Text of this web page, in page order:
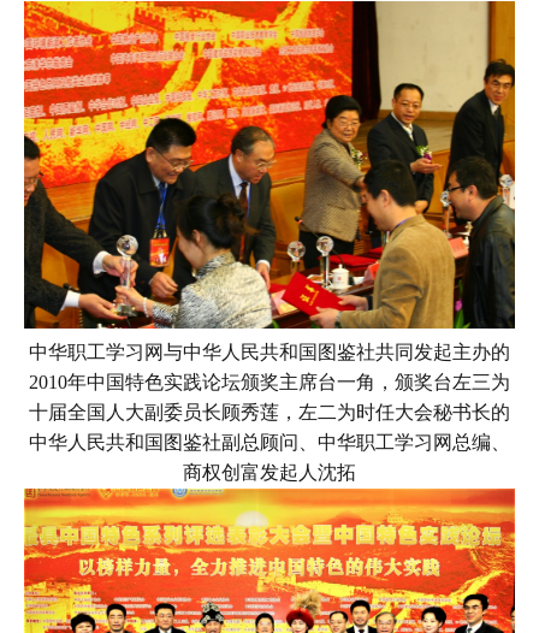
中华职工学习网与中华人民共和国图鉴社共同发起主办的
2010年中国特色实践论坛颁奖主席台一角，颁奖台左三为
十届全国人大副委员长顾秀莲， 左二为时任大会秘书长的
中华人民共和国图鉴社副总顾问、中华职工学习网总编、
商权创富发起人沈拓